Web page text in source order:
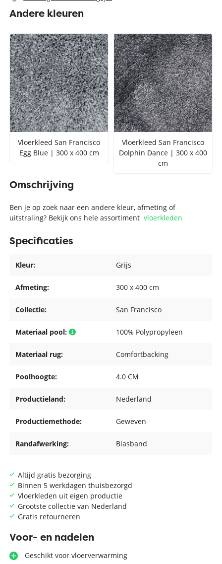
Andere kleuren
Vloerkleed San Francisco
Egg Blue | 300 x 400 cm
Vloerkleed San Francisco
Dolphin Dance | 300 x 400
cm
Altijd gratis bezorging
Binnen 5 werkdagen thuisbezorgd
Vloerkleden uit eigen productie
Grootste collectie van Nederland
Gratis retourneren
Voor- en nadelen
Geschikt voor vloerverwarming
Omschrijving
Ben je op zoek naar een andere kleur, afmeting of
uitstraling? Bekijk ons hele assortimentvloerkleden
Specificaties
Kleur: Grijs
Afmeting: 300 x 400 cm
Collectie: San Francisco
Materiaal pool: 100% Polypropyleen
Materiaal rug: Comfortbacking
Poolhoogte: 4.0 CM
Productieland: Nederland
Productiemethode: Geweven
Randafwerking: Biasband